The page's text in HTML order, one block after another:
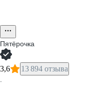
Пятёрочка
3,6 13 894 отзыва
·